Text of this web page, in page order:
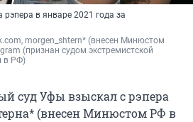
рэпера в январе 2021 года за
morgen_shtern* (внесен Минюстом
(признан судом экстремистской
в РФ)
суд Уфы взыскал с рэпера
(внесен Минюстом РФ в